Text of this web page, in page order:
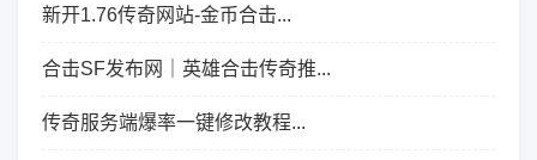
新开1.76传奇网站-金币合击...
合击SF发布网｜英雄合击传奇推...
传奇服务端爆率一键修改教程...